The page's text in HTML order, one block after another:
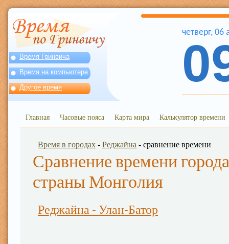
Время Гринвича
Время на компьютере
Другое время
четверг, 06
Главная Часовые пояса Карта мира Калькулятор времени
Время в городах - Реджайна - сравнение времени
Сравнение времени
страны Монголия
Реджайна - Улан-Батор